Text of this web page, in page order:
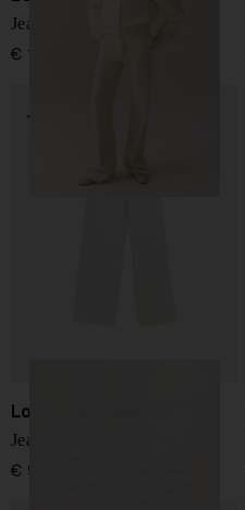
Jeans Lindsay
€ 170,00
Loewe
Jeans baggy Anagram
€ 950,00